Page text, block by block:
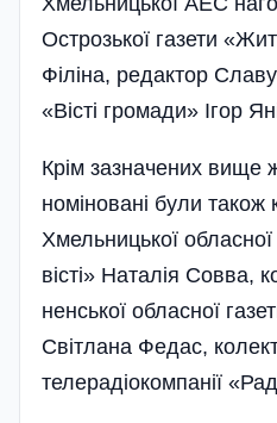
Острозької газет­и
Філіна, редактор
«Вісті громади» Ігор
Крім зазначених вище
номіновані були також
Хмельницької обласної
вісті» Натал­ія Совва,
ненської обласної
Світлана Федас,
телерадіокомпанії